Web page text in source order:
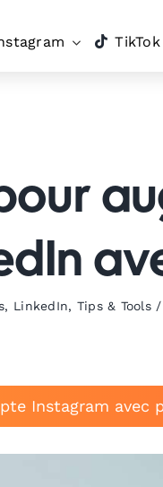
TikTok
, LinkedIn, Tips & Tools /
Instagram